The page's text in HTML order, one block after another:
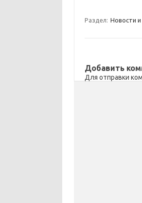
a
kl
ik
Раздел: Новости и
Добавить
Для отправки